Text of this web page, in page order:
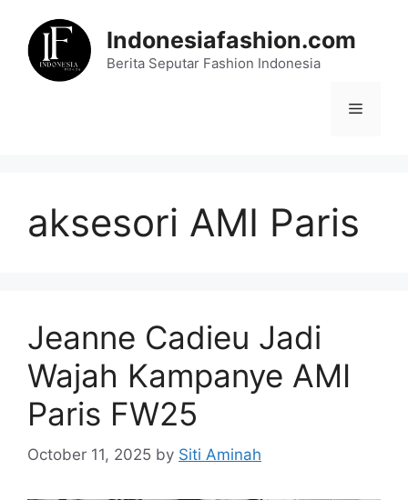
content
Indonesiafashion.com
Berita Seputar Fashion Indonesia
Menu
aksesori AMI Paris
Jeanne Cadieu Jadi
Wajah Kampanye AMI
Paris FW25
October 11, 2025 by Siti Aminah